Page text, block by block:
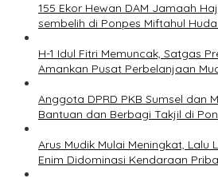
155 Ekor Hewan DAM Jamaah
sembelih di Ponpes Miftahul
H-1 Idul Fitri Memuncak, Satgas
Amankan Pusat Perbelanjaan
Anggota DPRD PKB Sumsel dan
Bantuan dan Berbagi Takjil di
Arus Mudik Mulai Meningkat, Lalu
Enim Didominasi Kendaraan